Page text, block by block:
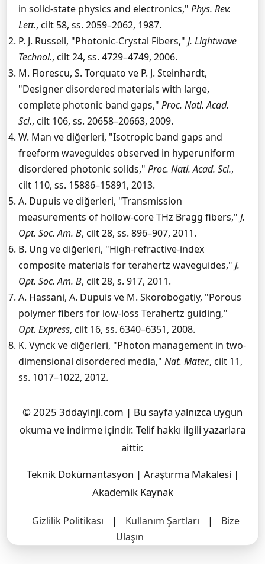
in solid-state physics and electronics," Phys. Rev.
Lett., cilt 58, ss. 2059–2062, 1987.
P. J. Russell, "Photonic-Crystal Fibers," J. Lightwave
Technol., cilt 24, ss. 4729–4749, 2006.
M. Florescu, S. Torquato ve P. J. Steinhardt,
"Designer disordered materials with large,
complete photonic band gaps," Proc. Natl. Acad.
Sci., cilt 106, ss. 20658–20663, 2009.
W. Man ve diğerleri, "Isotropic band gaps and
freeform waveguides observed in hyperuniform
disordered photonic solids," Proc. Natl. Acad. Sci.,
cilt 110, ss. 15886–15891, 2013.
A. Dupuis ve diğerleri, "Transmission
measurements of hollow-core THz Bragg fibers," J.
Opt. Soc. Am. B, cilt 28, ss. 896–907, 2011.
B. Ung ve diğerleri, "High-refractive-index
composite materials for terahertz waveguides," J.
Opt. Soc. Am. B, cilt 28, s. 917, 2011.
A. Hassani, A. Dupuis ve M. Skorobogatiy, "Porous
polymer fibers for low-loss Terahertz guiding,"
Opt. Express, cilt 16, ss. 6340–6351, 2008.
K. Vynck ve diğerleri, "Photon management in two-
dimensional disordered media," Nat. Mater., cilt 11,
ss. 1017–1022, 2012.
© 2025 3ddayinji.com | Bu sayfa yalnızca uygun
okuma ve indirme içindir. Telif hakkı ilgili yazarlara
aittir.
Teknik Dokümantasyon | Araştırma Makalesi |
Akademik Kaynak
Gizlilik Politikası | Kullanım Şartları |
Bize
Ulaşın